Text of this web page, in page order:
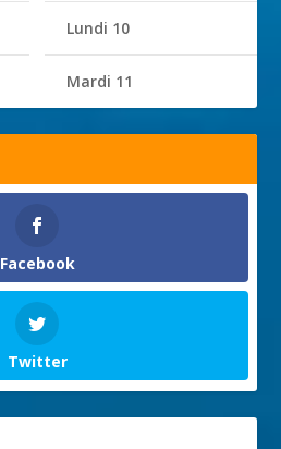
Lundi 10
Mardi 11
Facebook
Twitter